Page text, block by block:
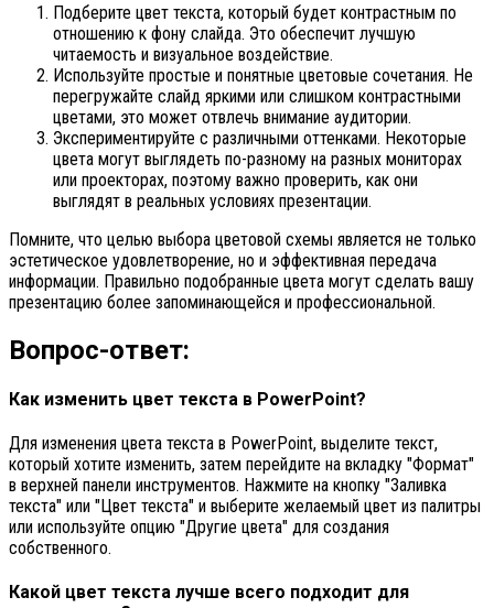
Подберите цвет текста, который будет контрастным по
отношению к фону слайда. Это обеспечит лучшую
читаемость и визуальное воздействие.
Используйте простые и понятные цветовые сочетания. Не
перегружайте слайд яркими или слишком контрастными
цветами, это может отвлечь внимание аудитории.
Экспериментируйте с различными оттенками. Некоторые
цвета могут выглядеть по-разному на разных мониторах
или проекторах, поэтому важно проверить, как они
выглядят в реальных условиях презентации.
Помните, что целью выбора цветовой схемы является не только
эстетическое удовлетворение, но и эффективная передача
информации. Правильно подобранные цвета могут сделать вашу
презентацию более запоминающейся и профессиональной.
Вопрос-ответ:
Как изменить цвет текста в PowerPoint?
Для изменения цвета текста в PowerPoint, выделите текст,
который хотите изменить, затем перейдите на вкладку "Формат"
в верхней панели инструментов. Нажмите на кнопку "Заливка
текста" или "Цвет текста" и выберите желаемый цвет из палитры
или используйте опцию "Другие цвета" для создания
собственного.
Какой цвет текста лучше всего подходит для